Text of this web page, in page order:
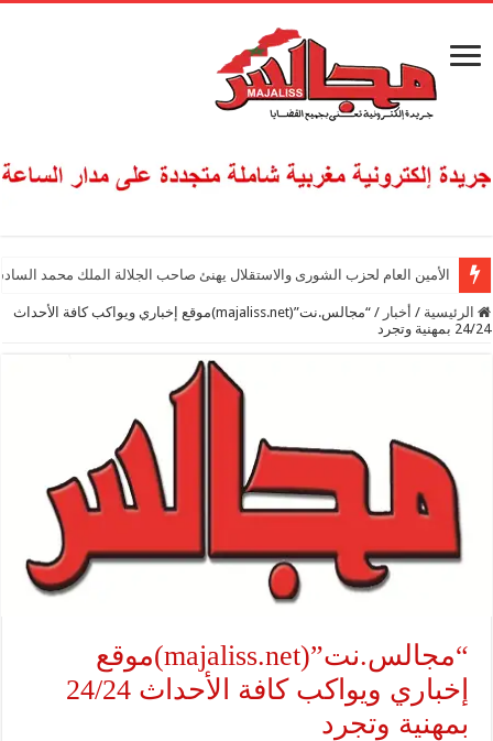
الأمين العام لحزب الشورى والاستقلال يهنئ صاحب الجلالة الملك محمد
الرئيسية / أخبار /
“مجالس.نت”(majaliss.net)موقع إخباري ويواكب كافة الأحداث
24/24 بمهنية وتجرد
“مجالس.نت”(majaliss.net)موقع
إخباري ويواكب كافة الأحداث 24/24
بمهنية وتجرد